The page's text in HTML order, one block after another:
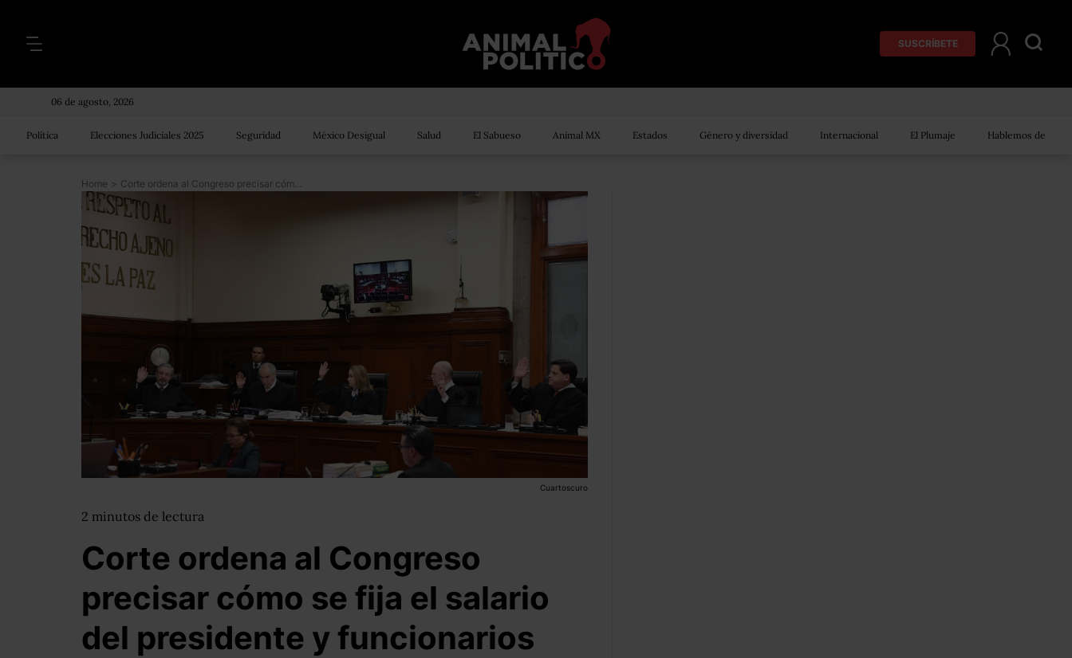
SUSCRÍBETE
06 de agosto, 2026
Política Elecciones Judiciales 2025 Seguridad México Desigual Salud El Sabueso Animal MX Estados Género y diversidad Internacional El Plumaje Hablemos de
Home > Corte ordena al Congreso precisar cómo se fija el salario del presidente y funcionarios
Cuartoscuro
2 minutos de lectura
Corte ordena al Congreso
precisar cómo se fija el salario
del presidente y funcionarios